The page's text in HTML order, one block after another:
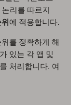
리를 따르지
에 적용합니다.
를 정확하게 해
있는 각 앱 및
처리합니다. 여